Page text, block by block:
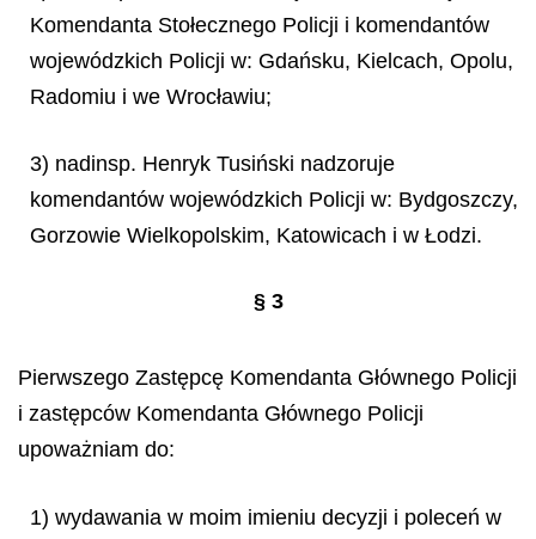
Komendanta Stołecznego Policji i komendantów
wojewódzkich Policji w: Gdańsku, Kielcach, Opolu,
Radomiu i we Wrocławiu;
3) nadinsp. Henryk Tusiński nadzoruje
komendantów wojewódzkich Policji w: Bydgoszczy,
Gorzowie Wielkopolskim, Katowicach i w Łodzi.
§ 3
Pierwszego Zastępcę Komendanta Głównego Policji
i zastępców Komendanta Głównego Policji
upoważniam do:
1) wydawania w moim imieniu decyzji i poleceń w